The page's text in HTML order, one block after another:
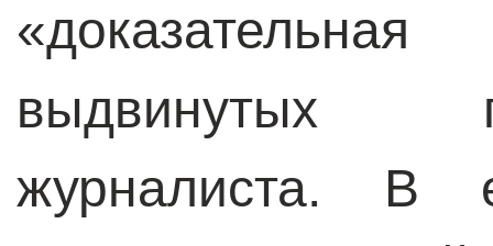
выдвинутых
журналиста. В